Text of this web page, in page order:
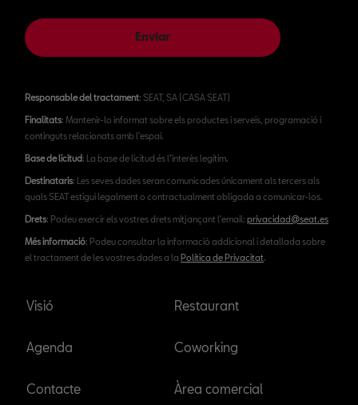
Enviar
Responsable del tractament: SEAT, SA (CASA SEAT)
Finalitats: Mantenir-lo informat sobre els productes i serveis, programació i
continguts relacionats amb l'espai.
Base de licitud: La base de licitud és l’interès legítim.
Destinataris: Les seves dades seran comunicades únicament als tercers als
quals SEAT estigui legalment o contractualment obligada a comunicar-los.
Drets: Podeu exercir els vostres drets mitjançant l'email: privacidad@seat.es
Més informació: Podeu consultar la informació addicional i detallada sobre
el tractament de les vostres dades a la Política de Privacitat.
Visió
Agenda
Contacte
Restaurant
Coworking
Àrea comercial